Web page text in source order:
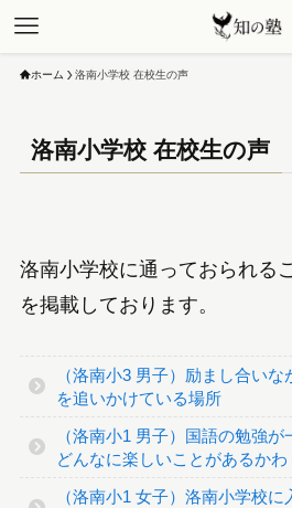
ホーム 洛南小学校 在校生の声
洛南小学校 在校生の声
洛南小学校に通っておられる
を掲載しております。
（洛南小3 男子）励まし合い
を追いかけている場所
（洛南小1 男子）国語の勉強
どんなに楽しいことがあるかわ
（洛南小1 女子）洛南小学校